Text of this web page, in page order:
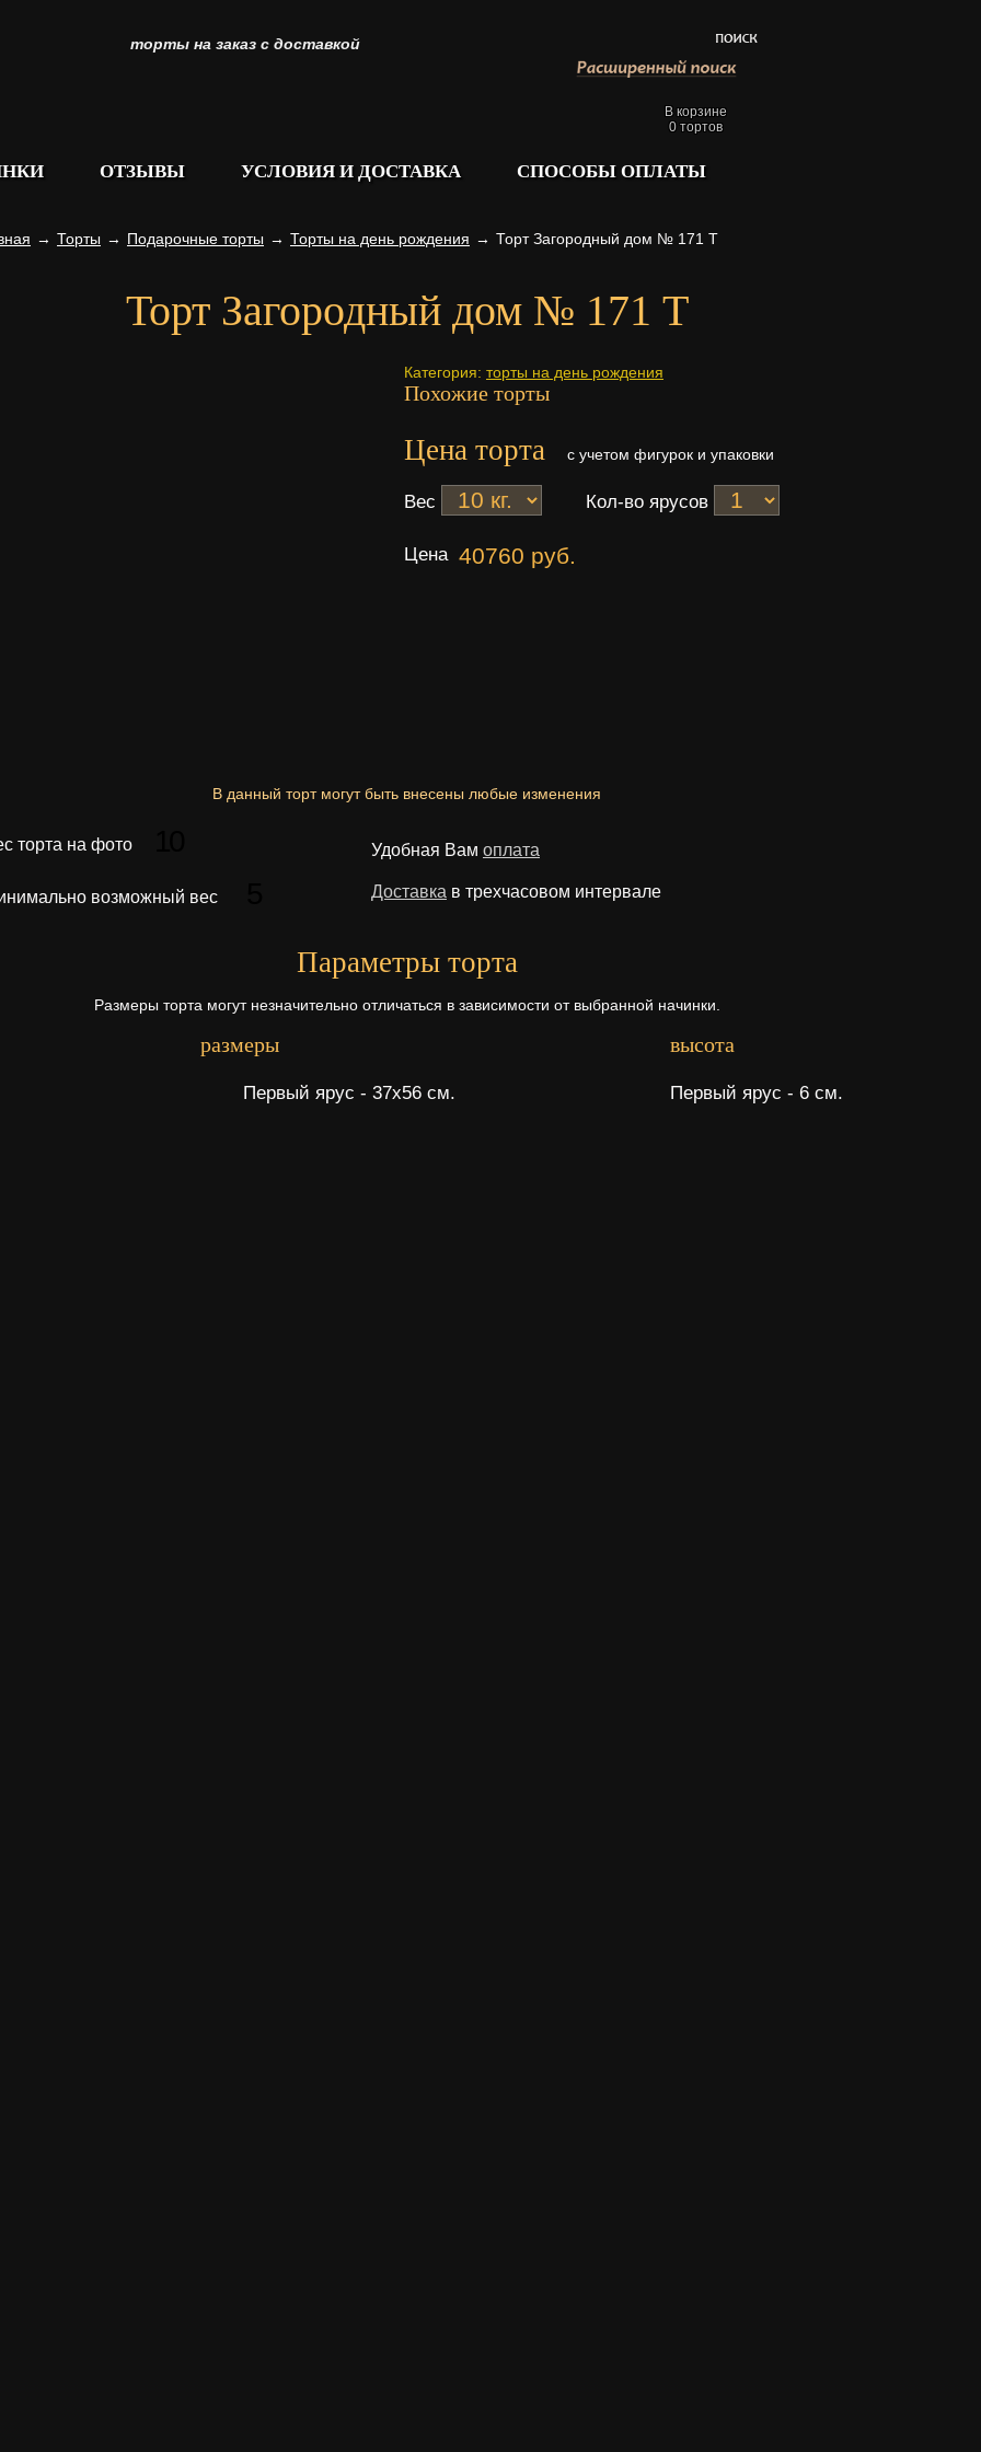
торты на заказ с доставкой
В корзине
0 тортов
ОТЗЫВЫ УСЛОВИЯ И ДОСТАВКА СПОСОБЫ ОПЛАТЫ
→ Торты → Подарочные торты → Торты на день рождения → Торт Загородный дом № 171 Т
Торт Загородный дом № 171 Т
Категория: торты на день рождения
Похожие торты
Цена торта с учетом фигурок и упаковки
Вес Кол-во ярусов
Цена 40760 руб.
В данный торт могут быть внесены любые изменения
торта на фото
возможный вес
Удобная Вам оплата
Доставка в трехчасовом интервале
Параметры торта
Размеры торта могут незначительно отличаться в зависимости от выбранной начинки.
размеры высота
Первый ярус - 37х56 см. Первый ярус - 6 см.